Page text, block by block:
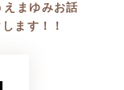
まゆみお話
ます！！